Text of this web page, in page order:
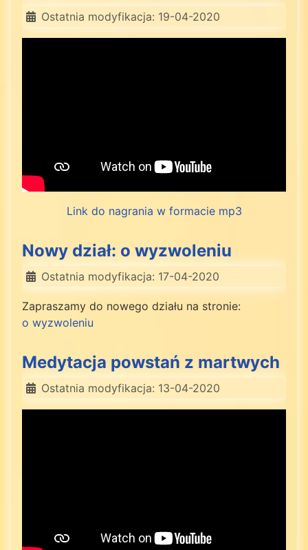
Ostatnia modyfikacja: 19-04-2020
Link do nagrania w formacie mp3
Nowy dział: o wyzwoleniu
Ostatnia modyfikacja: 17-04-2020
Zapraszamy do nowego działu na stronie:
o wyzwoleniu
Medytacja powstań z martwych
Ostatnia modyfikacja: 13-04-2020